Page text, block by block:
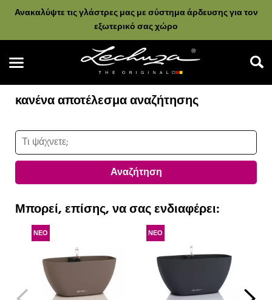
Ανακαλύψτε τις γλάστρες μας με σύστημα άρδευσης για τον
εξωτερικό σας χώρο
Αναζήτηση
κανένα αποτέλεσμα αναζήτησης
Αναζήτηση
Μπορεί, επίσης, να σας ενδιαφέρει:
ΝΕΟ ΝΕΟ